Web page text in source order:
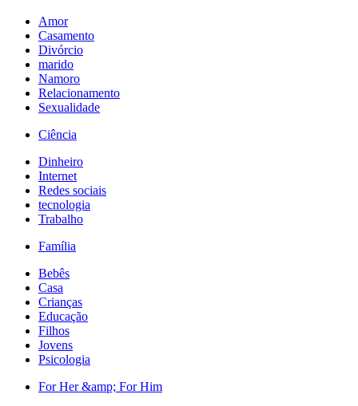
Amor
Casamento
Divórcio
marido
Namoro
Relacionamento
Sexualidade
Ciência
Dinheiro
Internet
Redes sociais
tecnologia
Trabalho
Família
Bebês
Casa
Crianças
Educação
Filhos
Jovens
Psicologia
For Her &amp; For Him